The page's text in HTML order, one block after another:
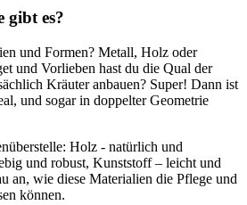
gibt es?
und Formen? Metall, Holz oder
und Vorlieben hast du die Qual der
Kräuter anbauen? Super! Dann ist
und sogar in doppelter Geometrie
Holz - natürlich und
und robust, Kunststoff – leicht und
an, wie diese Materialien die Pflege und
können.